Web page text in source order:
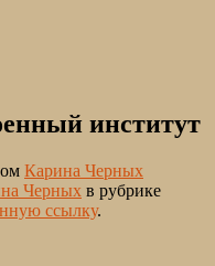
институт
Карина Черных
Черных в рубрике
ссылку.